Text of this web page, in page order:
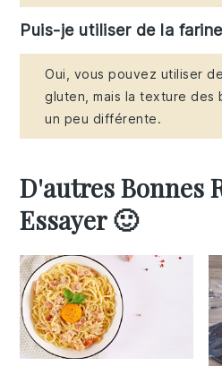
Puis-je utiliser de la
Oui, vous pouvez utiliser
gluten, mais la texture des
un peu différente.
D'autres Bonnes
Essayer 🙂